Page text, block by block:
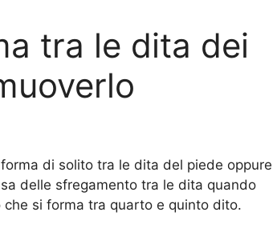
tra le dita dei
di solito tra le dita del piede oppure
delle sfregamento tra le dita quando
si forma tra quarto e quinto dito.